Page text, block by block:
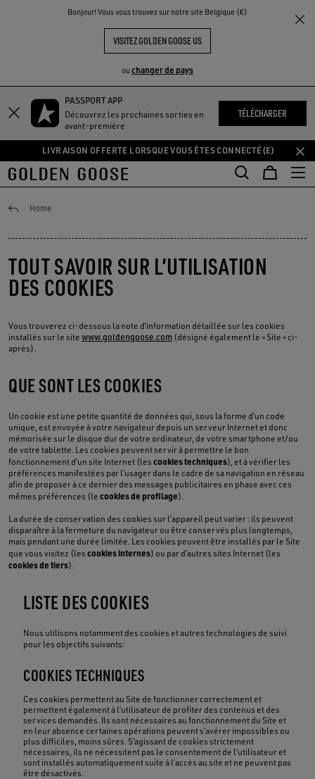
Bonjour! Vous vous trouvez sur notre site Belgique (€)
VISITEZ GOLDEN GOOSE US
ou changer de pays
Aller
au
contenu
principal
Aller
au
contenu
pied
de
page
PASSPORT APP
Découvrez les prochaines sorties en
avant-première
TÉLÉCHARGER
LIVRAISON OFFERTE LORSQUE VOUS ÊTES CONNECTÉ(E)
THE
COMMUNITY
Home
Privacy Policy
TOUT SAVOIR SUR L’UTILISATION
DES COOKIES
Vous trouverez ci-dessous la note d’information détaillée sur les cookies
installés sur le site www.goldengoose.com (désigné également le « Site » ci-
après).
QUE SONT LES COOKIES
Un cookie est une petite quantité de données qui, sous la forme d’un code
unique, est envoyée à votre navigateur depuis un serveur Internet et donc
mémorisée sur le disque dur de votre ordinateur, de votre smartphone et/ou
de votre tablette. Les cookies peuvent servir à permettre le bon
fonctionnement d’un site Internet (les cookies techniques), et à vérifier les
préférences manifestées par l’usager dans le cadre de sa navigation en réseau
afin de proposer à ce dernier des messages publicitaires en phase avec ces
mêmes préférences (le cookies de profilage).
La durée de conservation des cookies sur l’appareil peut varier : ils peuvent
disparaître à la fermeture du navigateur ou être conservés plus longtemps,
mais pendant une durée limitée. Les cookies peuvent être installés par le Site
que vous visitez (les cookies internes) ou par d’autres sites Internet (les
cookies de tiers).
LISTE DES COOKIES
Nous utilisons notamment des cookies et autres technologies de suivi
pour les objectifs suivants:
COOKIES TECHNIQUES
Ces cookies permettent au Site de fonctionner correctement et
permettent également à l’utilisateur de profiter des contenus et des
services demandés. Ils sont nécessaires au fonctionnement du Site et
en leur absence certaines opérations peuvent s’avérer impossibles ou
plus difficiles, moins sûres. S’agissant de cookies strictement
nécessaires, ils ne nécessitent pas le consentement de l’utilisateur et
sont installés automatiquement suite à l’accès au site et ne peuvent pas
être désactivés.